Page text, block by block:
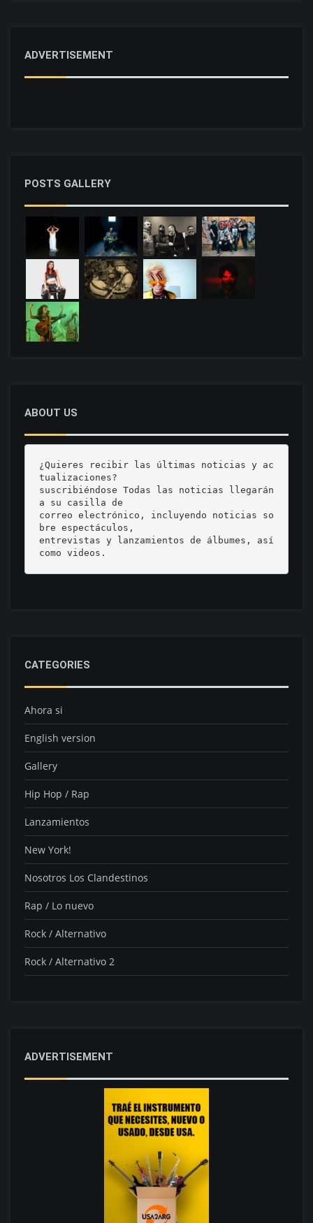
ADVERTISEMENT
POSTS GALLERY
ABOUT US
¿Quieres recibir las últimas noticias y ac
tualizaciones?
suscribiéndose Todas las noticias llegarán
a su casilla de
correo electrónico, incluyendo noticias so
bre espectáculos,
entrevistas y lanzamientos de álbumes, así
como videos.
CATEGORIES
Ahora si
English version
Gallery
Hip Hop / Rap
Lanzamientos
New York!
Nosotros Los Clandestinos
Rap / Lo nuevo
Rock / Alternativo
Rock / Alternativo 2
ADVERTISEMENT